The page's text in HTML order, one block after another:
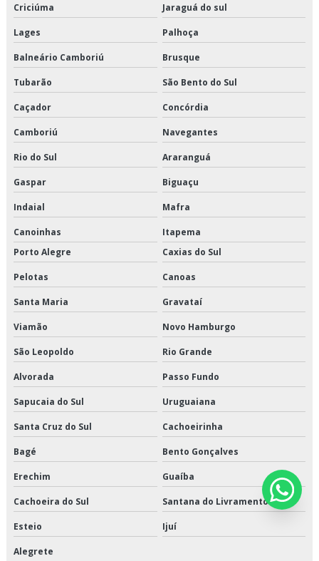
Transporte produtos congelados em sp
Transporte produtos congelados preço
Transporte produtos congelados valor
Transporte produtos refrigerados em são paulo
Transporte produtos refrigerados em sp
Transporte refrigerado de alimentos
Transporte refrigerado fracionado
Criciúma Jaraguá do sul
Lages Palhoça
Balneário Camboriú Brusque
Tubarão São Bento do Sul
Caçador Concórdia
Camboriú Navegantes
Rio do Sul Araranguá
Gaspar Biguaçu
Indaial Mafra
Canoinhas
Itapema
Porto Alegre
Caxias do Sul
Pelotas Canoas
Santa Maria Gravataí
Viamão Novo Hamburgo
São Leopoldo Rio Grande
Alvorada Passo Fundo
Sapucaia do Sul Uruguaiana
Santa Cruz do Sul Cachoeirinha
Bagé Bento Gonçalves
Erechim Guaíba
Cachoeira do Sul Santana do Livramento
Esteio Ijuí
Alegrete